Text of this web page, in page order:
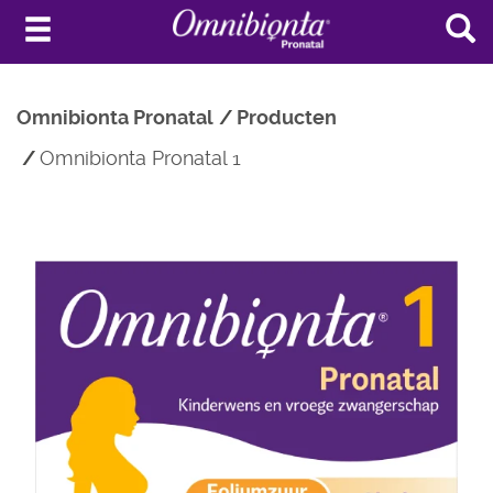
Omnibionta Pronatal
Producten
Omnibionta Pronatal 1